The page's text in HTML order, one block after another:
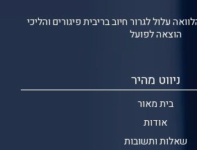
עלול לגרור חיוב בריבית פיגורים והליכי
הוצאה לפועל
ניווט מהיר
בית מאור
אודות
שאלות ותשובות